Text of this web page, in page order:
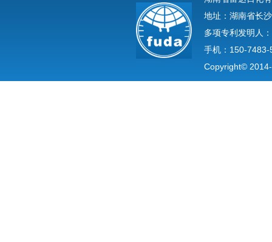
地址：湖南省长
多项专利发明人
手机：150-
Copyright©